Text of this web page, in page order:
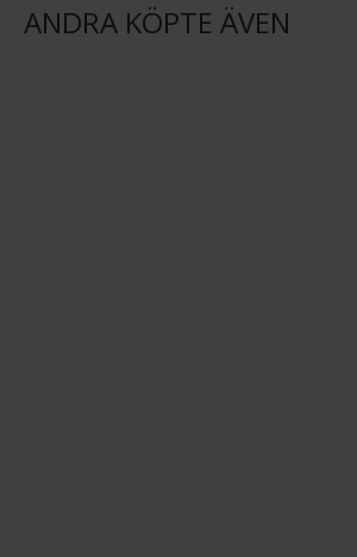
ANDRA KÖPTE ÄVEN